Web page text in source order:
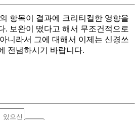
항목이 결과에 크리티컬한 영향을
. 보완이 떴다고 해서 무조건적으로
니라서 그에 대해서 이제는 신경쓰
전념하시기 바랍니다.